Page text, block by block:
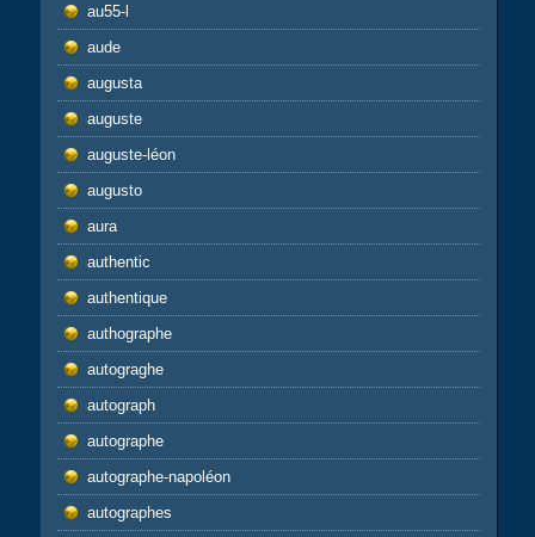
au55-l
aude
augusta
auguste
auguste-léon
augusto
aura
authentic
authentique
authographe
autograghe
autograph
autographe
autographe-napoléon
autographes